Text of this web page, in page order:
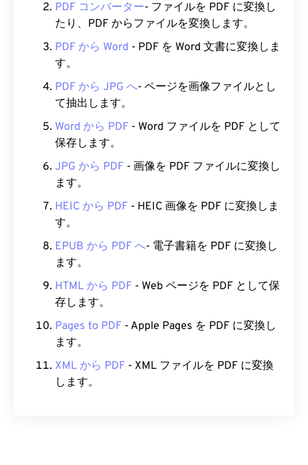
PDF コンバーター- ファイルを PDF に変換し
たり、PDF からファイルを変換します。
PDF から Word - PDF を Word 文書に変換しま
す。
PDF から JPG へ- ページを画像ファイルとし
て抽出します。
Word から PDF - Word ファイルを PDF として
保存します。
JPG から PDF - 画像を PDF ファイルに変換し
ます。
HEIC から PDF - HEIC 画像を PDF に変換しま
す。
EPUB から PDF へ- 電子書籍を PDF に変換し
ます。
HTML から PDF - Web ページを PDF として保
存します。
Pages to PDF - Apple Pages を PDF に変換し
ます。
XML から PDF - XML ファイルを PDF に変換
します。